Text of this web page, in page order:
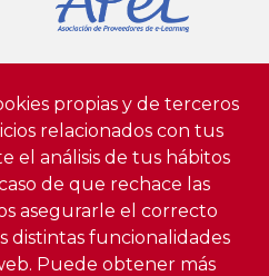
propias y de terceros
relacionados con tus
el análisis de tus hábitos
de que rechace las
asegurarle el correcto
distintas funcionalidades
Puede obtener más